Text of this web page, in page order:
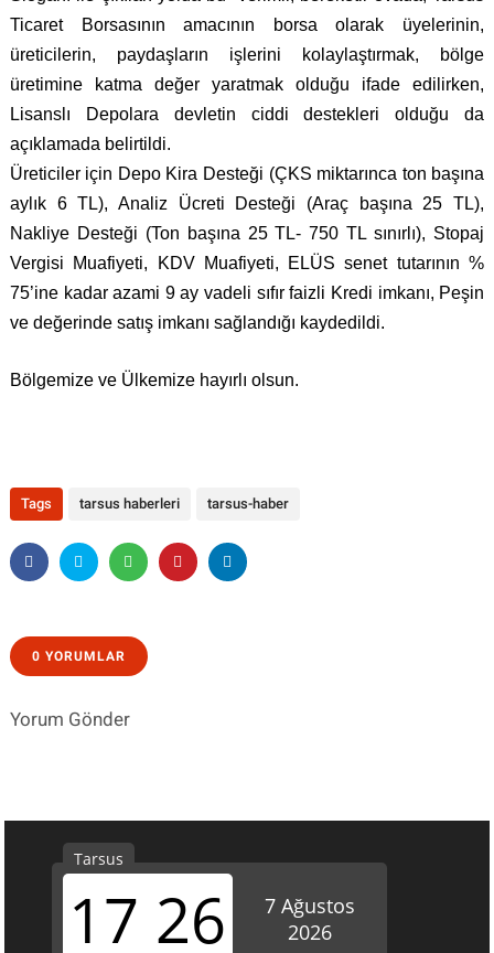
Ticaret Borsasının amacının borsa olarak üyelerinin,
üreticilerin, paydaşların işlerini kolaylaştırmak, bölge
üretimine katma değer yaratmak olduğu ifade edilirken,
Lisanslı Depolara devletin ciddi destekleri olduğu da
açıklamada belirtildi.
Üreticiler için Depo Kira Desteği (ÇKS miktarınca ton başına
aylık 6 TL), Analiz Ücreti Desteği (Araç başına 25 TL),
Nakliye Desteği (Ton başına 25 TL- 750 TL sınırlı), Stopaj
Vergisi Muafiyeti, KDV Muafiyeti, ELÜSsenet tutarının %
75’ine kadar azami 9 ay vadeli sıfır faizli Kredi imkanı, Peşin
ve değerinde satış imkanı sağlandığı kaydedildi.
Bölgemize ve Ülkemize hayırlı olsun.
Tags tarsus haberleri tarsus-haber
0 YORUMLAR
Yorum Gönder